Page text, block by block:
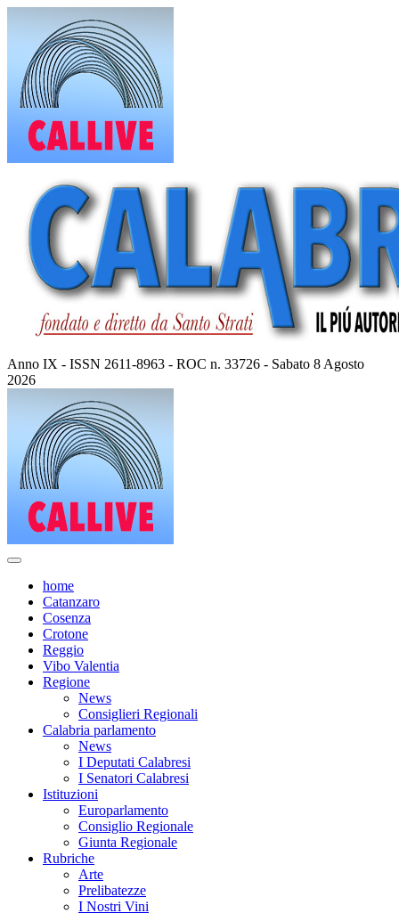
contenuto
Anno IX - ISSN 2611-8963 - ROC n. 33726 - Sabato 8 Agosto
2026
home
Catanzaro
Cosenza
Crotone
Reggio
Vibo Valentia
Regione
News
Consiglieri Regionali
Calabria parlamento
News
I Deputati Calabresi
I Senatori Calabresi
Istituzioni
Europarlamento
Consiglio Regionale
Giunta Regionale
Rubriche
Arte
Prelibatezze
I Nostri Vini